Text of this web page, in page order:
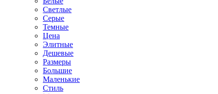
Светлые
Серые
Темные
Цена
Элитные
Дешевые
Размеры
Большие
Маленькие
Стиль